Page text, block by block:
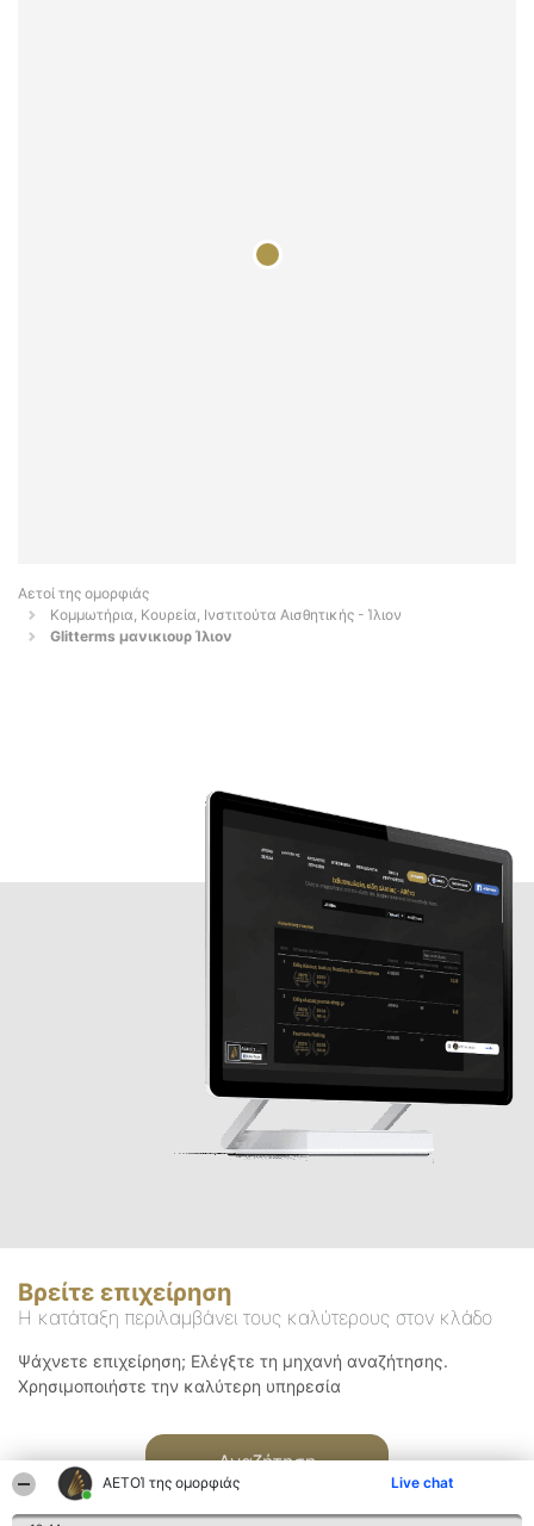
ΑΕΤΟΊ της ομορφιάς Live chat
Αετοί της ομορφιάς
Κομμωτήρια, Κουρεία, Ινστιτούτα Αισθητικής - Ίλιον
Glitterms μανικιουρ Ίλιον
Βρείτε επιχείρηση
Η κατάταξη περιλαμβάνει τους καλύτερους στον κλάδο
Ψάχνετε επιχείρηση; Ελέγξτε τη μηχανή αναζήτησης.
Χρησιμοποιήστε την καλύτερη υπηρεσία
Αναζήτηση